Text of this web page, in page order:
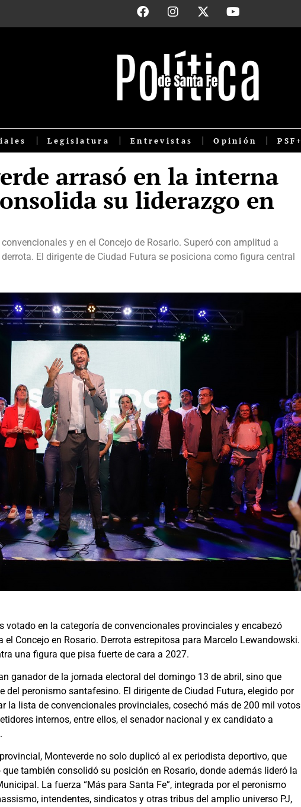
Legislatura Entrevistas Opinión PSF+
arrasó en la interna
su liderazgo en
y en el Concejo de Rosario. Superó con amplitud a
El dirigente de Ciudad Futura se posiciona como figura central
votado en la categoría de convencionales provinciales y encabezó
Concejo en Rosario. Derrota estrepitosa para Marcelo Lewandowski.
una figura que pisa fuerte de cara a 2027.
ganador de la jornada electoral del domingo 13 de abril, sino que
del peronismo santafesino. El dirigente de Ciudad Futura, elegido por
la lista de convencionales provinciales, cosechó más de 200 mil votos
internos, entre ellos, el senador nacional y ex candidato a
Monteverde no solo duplicó al ex periodista deportivo, que
también consolidó su posición en Rosario, donde además lideró la
La fuerza “Más para Santa Fe”, integrada por el peronismo
intendentes, sindicatos y otras tribus del amplio universo PJ,